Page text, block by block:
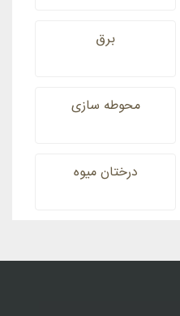
برق
محوطه سازی
درختان میوه